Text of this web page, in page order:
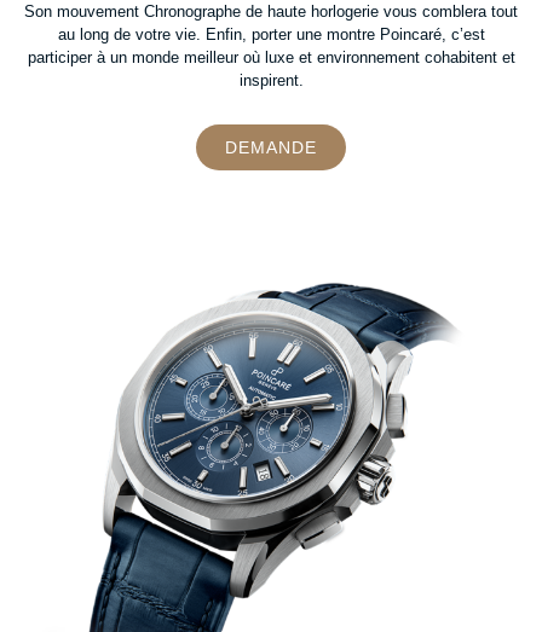
Son mouvement Chronographe de haute horlogerie vous comblera tout
au long de votre vie. Enfin, porter une montre Poincaré, c’est
participer à un monde meilleur où luxe et environnement cohabitent et
inspirent.
DEMANDE